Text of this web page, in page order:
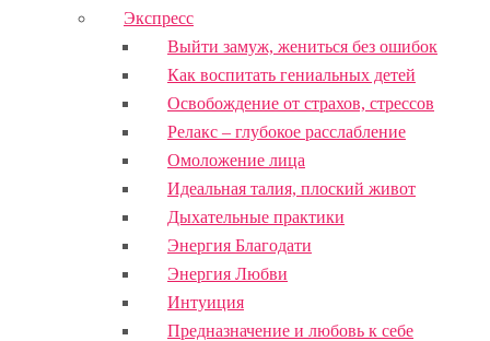
Экспресс
Выйти замуж, жениться без ошибок
Как воспитать гениальных детей
Освобождение от страхов, стрессов
Релакс – глубокое расслабление
Омоложение лица
Идеальная талия, плоский живот
Дыхательные практики
Энергия Благодати
Энергия Любви
Интуиция
Предназначение и любовь к себе